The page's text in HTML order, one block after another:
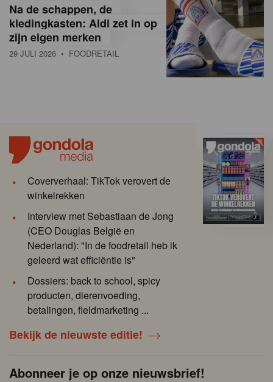
Na de schappen, de
kledingkasten: Aldi zet in op
zijn eigen merken
29 JULI 2026 • FOODRETAIL
Coververhaal: TikTok verovert de
winkelrekken
Interview met Sebastiaan de Jong
(CEO Douglas België en
Nederland): "In de foodretail heb ik
geleerd wat efficiëntie is"
Dossiers: back to school, spicy
producten, dierenvoeding,
betalingen, fieldmarketing ...
Bekijk de nieuwste editie!
Abonneer je op onze nieuwsbrief!